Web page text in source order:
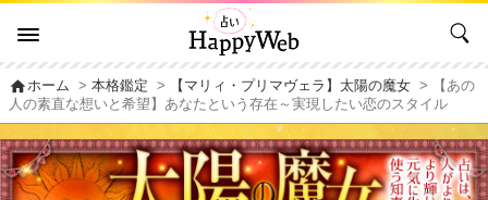
homeホーム >本格鑑定 > 【マリィ・プリマヴェラ】太陽の魔女 > 【あの
人の素直な想いと希望】あなたという存在～実現したい恋のスタイル